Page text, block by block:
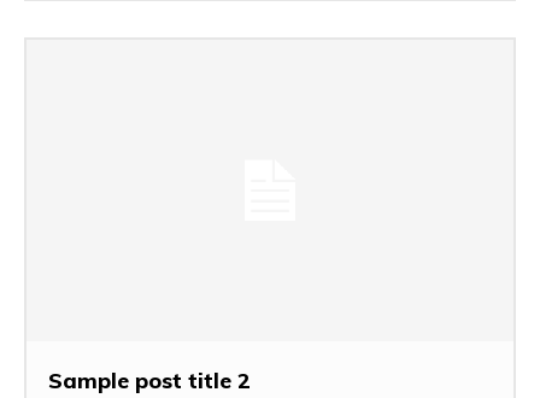
Sample post title 2